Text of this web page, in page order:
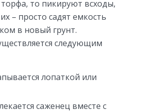
торфа, то пикируют всходы,
– просто садят емкость
в новый грунт.
следующим
лопаткой или
саженец вместе с